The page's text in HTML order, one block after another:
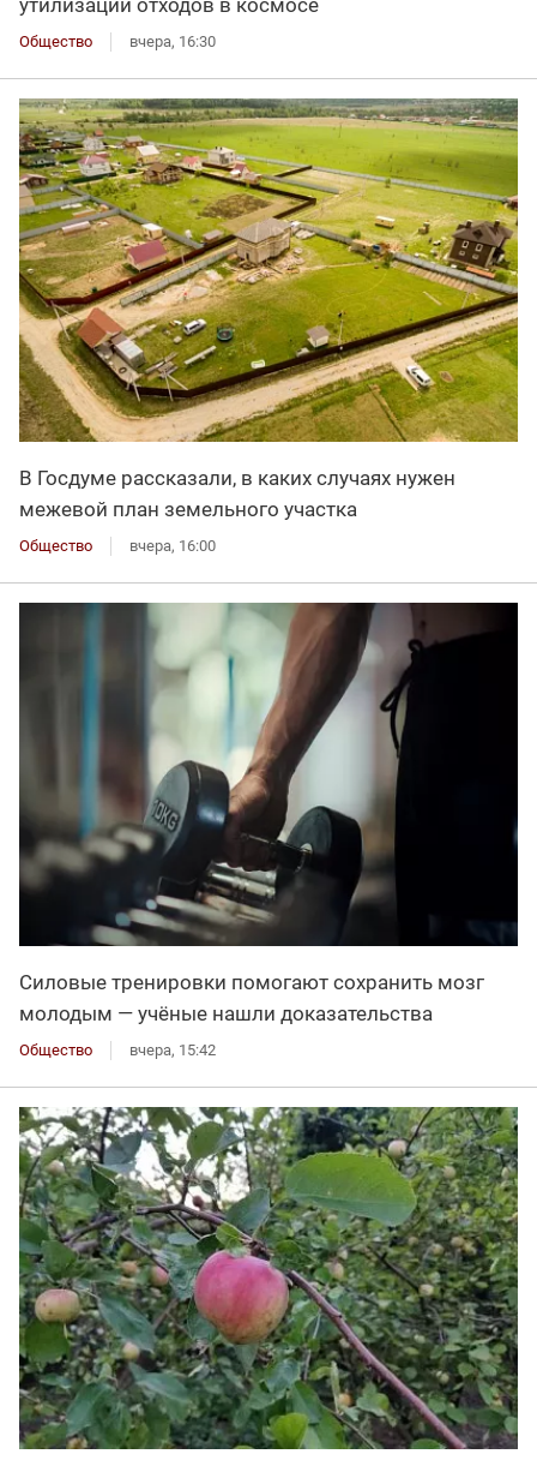
утилизации отходов в космосе
Общество вчера, 16:30
В Госдуме рассказали, в каких случаях нужен
межевой план земельного участка
Общество вчера, 16:00
Силовые тренировки помогают сохранить мозг
молодым — учёные нашли доказательства
Общество вчера, 15:42